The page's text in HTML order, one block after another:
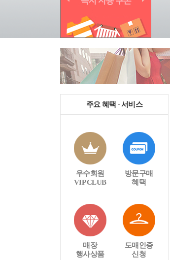
주요 혜택 · 서비스
우수회원
VIP CLUB
방문구매
혜택
매장
행사상품
도매인증
신청